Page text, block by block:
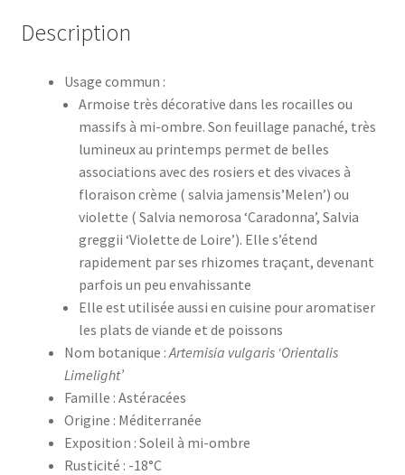
'Orientalis
Description
Usage commun :
Armoise très décorative dans les rocailles ou
massifs à mi-ombre. Son feuillage panaché, très
lumineux au printemps permet de belles
associations avec des rosiers et des vivaces à
floraison crème ( salvia jamensis’Melen’) ou
violette ( Salvia nemorosa ‘Caradonna’, Salvia
greggii ‘Violette de Loire’). Elle s’étend
rapidement par ses rhizomes traçant, devenant
parfois un peu envahissante
Elle est utilisée aussi en cuisine pour aromatiser
les plats de viande et de poissons
Nom botanique : Artemisia vulgaris ‘Orientalis
Limelight’
Famille : Astéracées
Origine : Méditerranée
Exposition : Soleil à mi-ombre
Rusticité : -18°C